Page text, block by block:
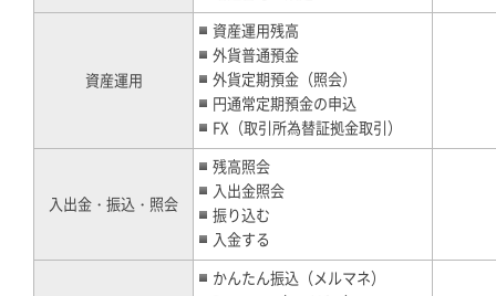
資産運用
資産運用残高
外貨普通預金
外貨定期預金（照会）
円通常定期預金の申込
FX（取引所為替証拠金取引）
入出金・振込・照会
残高照会
入出金照会
振り込む
入金する
かんたん振込（メルマネ）